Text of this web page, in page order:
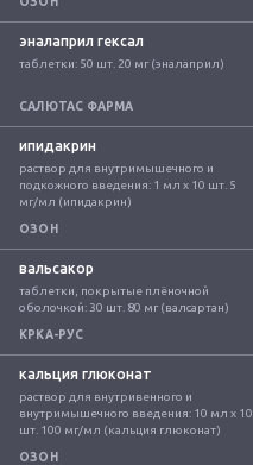
эналаприл гексал
таблетки: 50 шт. 20 мг (эналаприл)
САЛЮТАС ФАРМА
ипидакрин
раствор для внутримышечного и
подкожного введения: 1 мл x 10 шт. 5
мг/мл (ипидакрин)
ОЗОН
вальсакор
таблетки, покрытые плёночной
оболочкой: 30 шт. 80 мг (валсартан)
КРКА-РУС
кальция глюконат
раствор для внутривенного и
внутримышечного введения: 10 мл x 10
шт. 100 мг/мл (кальция глюконат)
ОЗОН